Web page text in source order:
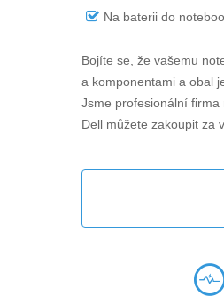
Na baterii do
Bojíte se, že vašemu
a komponentami a obal
Jsme profesionální
Dell můžete zakoupit za